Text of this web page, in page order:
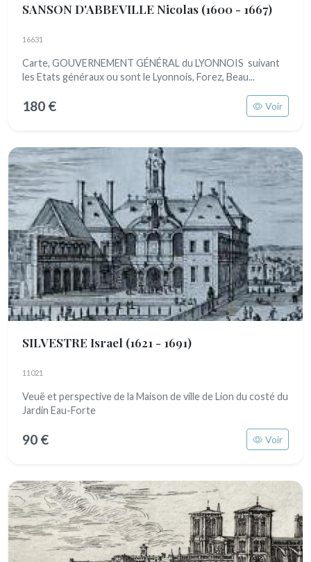
SANSON D'ABBEVILLE Nicolas (1600 - 1667)
16631
Carte, GOUVERNEMENT GÉNÉRAL du LYONNOIS suivant
les Etats généraux ou sont le Lyonnois, Forez, Beau...
180 € Voir
SILVESTRE Israel (1621 - 1691)
11021
Veuë et perspective de la Maison de ville de Lion du costé du
Jardin Eau-Forte
90 € Voir